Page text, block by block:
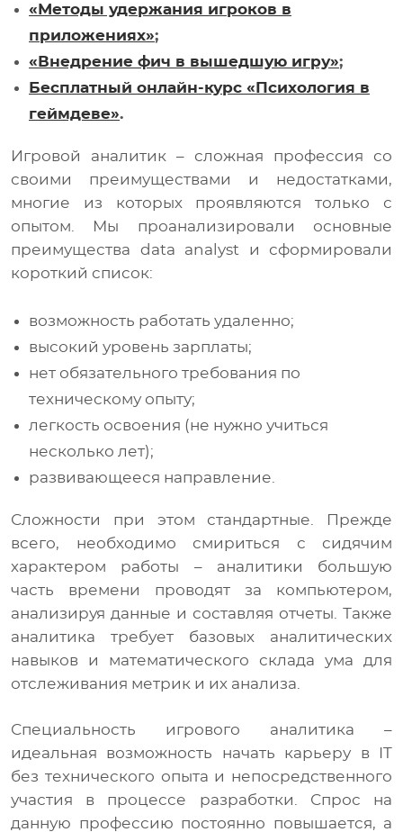
«Методы удержания игроков в
приложениях»;
«Внедрение фич в вышедшую игру»;
Бесплатный онлайн-курс «Психология в
геймдеве».
Игровой аналитик – сложная профессия со
своими преимуществами и недостатками,
многие из которых проявляются только с
опытом. Мы проанализировали основные
преимущества data analyst и сформировали
короткий список:
возможность работать удаленно;
высокий уровень зарплаты;
нет обязательного требования по
техническому опыту;
легкость освоения (не нужно учиться
несколько лет);
развивающееся направление.
Сложности при этом стандартные. Прежде
всего, необходимо смириться с сидячим
характером работы – аналитики большую
часть времени проводят за компьютером,
анализируя данные и составляя отчеты. Также
аналитика требует базовых аналитических
навыков и математического склада ума для
отслеживания метрик и их анализа.
Специальность игрового аналитика –
идеальная возможность начать карьеру в IT
без технического опыта и непосредственного
участия в процессе разработки. Спрос на
данную профессию постоянно повышается, а